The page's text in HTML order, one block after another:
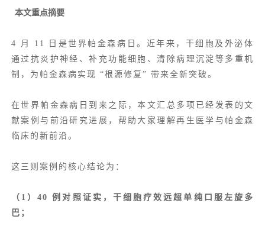
本文重点摘要
4 月 11 日是世界帕金森病日。近年来，干细胞及 外泌体
通过抗炎护神经、补充功能细胞、清除病理沉淀等多重机
制，为帕金森病实现 “根源修复” 带来全新突破。
在世界帕金森病日到来之际，本文汇总多项已经发表的文
献案例与前沿研究进展，帮助大家理解再生医学与帕金森
临床的新前沿。
这三则案例的核心结论为：
（1）40 例对照证实，干细胞疗效远超单纯口服左旋多
巴；